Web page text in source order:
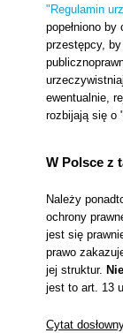
"Regulamin
popełniono
przestępcy,
ewentualnie,
rozbijają się o
W Polsce z
Należy
ochrony
jest się
prawo
jej struktur.
jest to art. 13
Cytat